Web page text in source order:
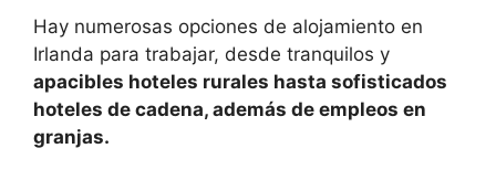
Hay numerosas opciones de alojamiento en
Irlanda para trabajar, desde tranquilos y
apacibles hoteles rurales hasta sofisticados
hoteles de cadena, además de empleos en
granjas.